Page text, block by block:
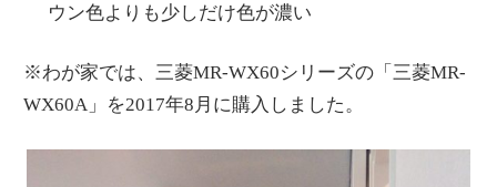
ウン色よりも少しだけ色が濃い
※わが家では、三菱MR-WX60シリーズの「三菱MR-
WX60A」を2017年8月に購入しました。